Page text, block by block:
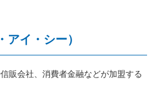
アイ・シー）
販会社、消費者金融などが加盟する